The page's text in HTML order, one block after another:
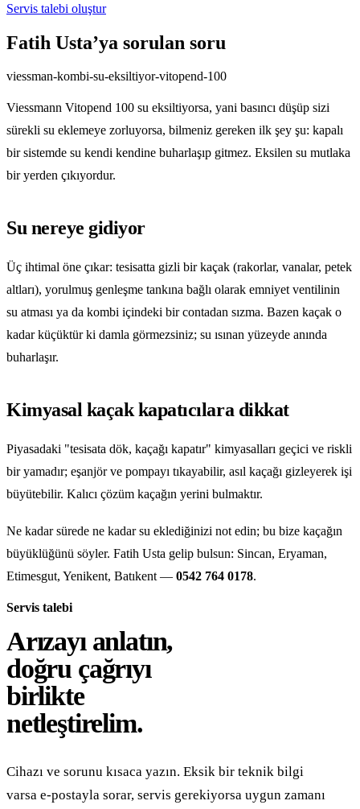
Servis talebi oluştur
Fatih Usta’ya sorulan soru
viessman-kombi-su-eksiltiyor-vitopend-100
Viessmann Vitopend 100 su eksiltiyorsa, yani basıncı düşüp sizi
sürekli su eklemeye zorluyorsa, bilmeniz gereken ilk şey şu: kapalı
bir sistemde su kendi kendine buharlaşıp gitmez. Eksilen su mutlaka
bir yerden çıkıyordur.
Su nereye gidiyor
Üç ihtimal öne çıkar: tesisatta gizli bir kaçak (rakorlar, vanalar, petek
altları), yorulmuş genleşme tankına bağlı olarak emniyet ventilinin
su atması ya da kombi içindeki bir contadan sızma. Bazen kaçak o
kadar küçüktür ki damla görmezsiniz; su ısınan yüzeyde anında
buharlaşır.
Kimyasal kaçak kapatıcılara dikkat
Piyasadaki "tesisata dök, kaçağı kapatır" kimyasalları geçici ve riskli
bir yamadır; eşanjör ve pompayı tıkayabilir, asıl kaçağı gizleyerek işi
büyütebilir. Kalıcı çözüm kaçağın yerini bulmaktır.
Ne kadar sürede ne kadar su eklediğinizi not edin; bu bize kaçağın
büyüklüğünü söyler. Fatih Usta gelip bulsun: Sincan, Eryaman,
Etimesgut, Yenikent, Batıkent — 0542 764 0178.
Servis talebi
Arızayı anlatın,
doğru çağrıyı
birlikte
netleştirelim.
Cihazı ve sorunu kısaca yazın. Eksik bir teknik bilgi
varsa e-postayla sorar, servis gerekiyorsa uygun zamanı